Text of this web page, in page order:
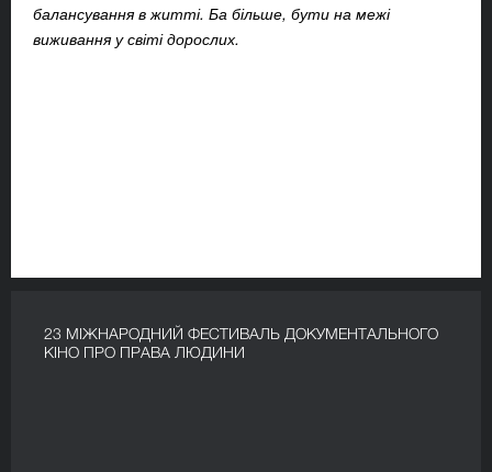
балансування в житті. Ба більше, бути на межі
виживання у світі дорослих.
23 МІЖНАРОДНИЙ ФЕСТИВАЛЬ ДОКУМЕНТАЛЬНОГО
КІНО ПРО ПРАВА ЛЮДИНИ